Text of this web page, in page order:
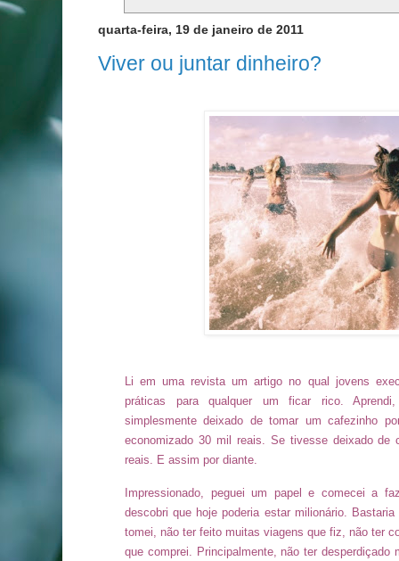
quarta-feira, 19 de janeiro de 2011
Viver ou juntar dinheiro?
Li em uma revista um artigo no qual jovens
práticas para qualquer um ficar rico.
simplesmente deixado de tomar um cafezinho
economizado 30 mil reais. Se tivesse deixado
reais. E assim por diante.
Impressionado, peguei um papel e comecei a
descobri que hoje poderia estar milionário.
tomei, não ter feito muitas viagens que fiz, não ter
que comprei. Principalmente, não ter desperdiçado